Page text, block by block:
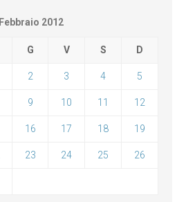
Febbraio 2012
G V S D
2 3 4 5
9 10 11 12
16 17 18 19
23 24 25 26